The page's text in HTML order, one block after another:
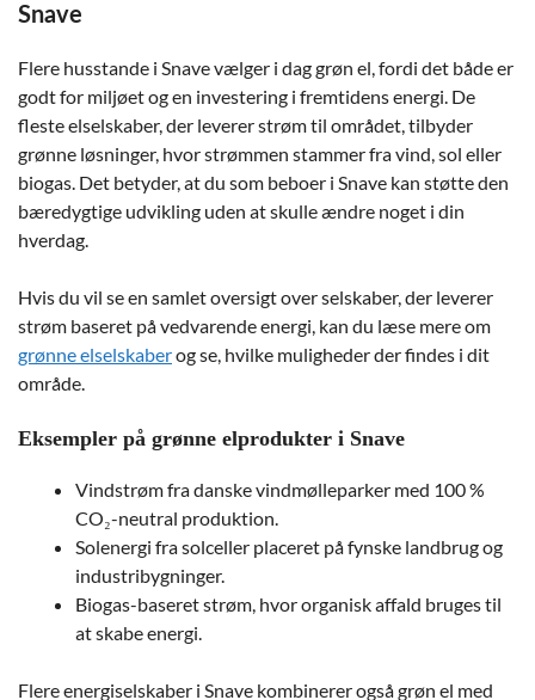
Snave
Flere husstande i Snave vælger i dag grøn el, fordi det både er
godt for miljøet og en investering i fremtidens energi. De
fleste elselskaber, der leverer strøm til området, tilbyder
grønne løsninger, hvor strømmen stammer fra vind, sol eller
biogas. Det betyder, at du som beboer i Snave kan støtte den
bæredygtige udvikling uden at skulle ændre noget i din
hverdag.
Hvis du vil se en samlet oversigt over selskaber, der leverer
strøm baseret på vedvarende energi, kan du læse mere om
grønne elselskaberog se, hvilke muligheder der findes i dit
område.
Eksempler på grønne elprodukter i Snave
Vindstrøm fra danske vindmølleparker med 100 %
CO₂-neutral produktion.
Solenergi fra solceller placeret på fynske landbrug og
industribygninger.
Biogas-baseret strøm, hvor organisk affald bruges til
at skabe energi.
Flere energiselskaber i Snave kombinerer også grøn el med